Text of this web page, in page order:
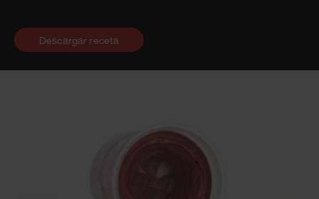
Descargar receta